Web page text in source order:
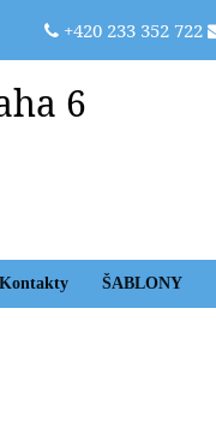
+420 233 352 722
6
Kontakty ŠABLONY